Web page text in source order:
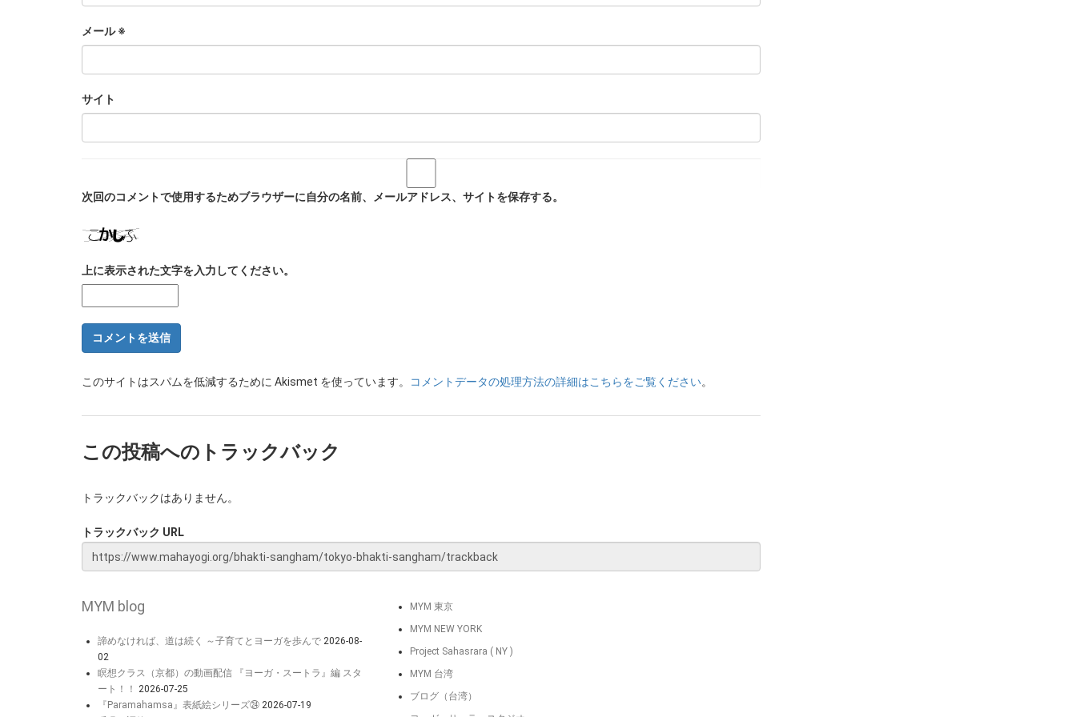
メール※
サイト
次回のコメントで使用するためブラウザーに自分の名前、メールアドレス、サイトを保存する。
上に表示された文字を入力してください。
このサイトはスパムを低減するために Akismet を使っています。 コメントデータの処理方法の詳細はこちらをご覧ください。
この投稿へのトラックバック
トラックバックはありません。
トラックバック URL
MYM blog
諦めなければ、道は続く ～子育てとヨーガを歩んで 2026-08-
02
瞑想クラス（京都）の動画配信 『ヨーガ・スートラ』編 スタ
ート！！ 2026-07-25
『Paramahamsa』表紙絵シリーズ㉔ 2026-07-19
MYM 東京
MYM NEW YORK
Project Sahasrara ( NY )
MYM 台湾
ブログ（台湾）